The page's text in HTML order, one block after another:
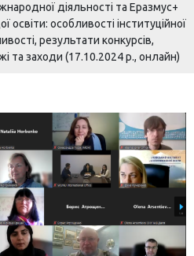
діяльності та Еразмус+
освіти: особливості інституційної
результати конкурсів,
та заходи (17.10.2024 р., онлайн)